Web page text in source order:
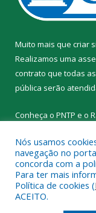
Muito mais que criar
Realizamos uma
contrato que todas
pública serão
Conheça o PNTP e o
Todos os direitos
Nós usamos
navegação no
concorda com a
Para ter mais
Política de cookies (
ACEITO.